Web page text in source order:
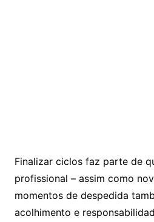
Finalizar ciclos faz parte de
profissional – assim como
momentos de despedida
acolhimento e